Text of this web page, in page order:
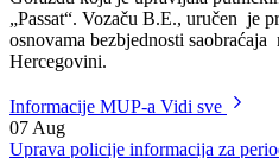
uviđaj i utvrdila da su u nezgodi
koji je upravljao autobusom marke
Goraždu koja je upravljala
osnovama bezbjednosti saobraćaja
Hercegovini.